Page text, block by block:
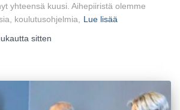
yhteensä kuusi. Aihepiiristä olemme
koulutusohjelmia,
Lue lisää
sitten